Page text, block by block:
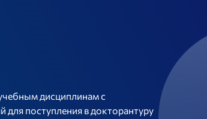
дисциплинам с
поступления в докторантуру